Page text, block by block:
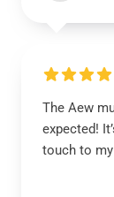
The Aew
expected!
touch to